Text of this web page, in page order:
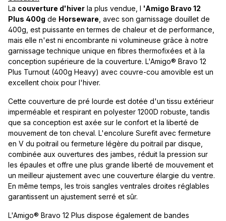
La couverture d'hiver la plus vendue, l 'Amigo Bravo 12
Plus 400g de Horseware , avec son garnissage douillet de
400g, est puissante en termes de chaleur et de performance,
mais elle n'est ni encombrante ni volumineuse grâce à notre
garnissage technique unique en fibres thermofixées et à la
conception supérieure de la couverture. L'Amigo® Bravo 12
Plus Turnout (400g Heavy) avec couvre-cou amovible est un
excellent choix pour l'hiver.
Cette couverture de pré lourde est dotée d'un tissu extérieur
imperméable et respirant en polyester 1200D robuste, tandis
que sa conception est axée sur le confort et la liberté de
mouvement de ton cheval. L'encolure Surefit avec fermeture
en V du poitrail ou fermeture légère du poitrail par disque,
combinée aux ouvertures des jambes, réduit la pression sur
les épaules et offre une plus grande liberté de mouvement et
un meilleur ajustement avec une couverture élargie du ventre.
En même temps, les trois sangles ventrales droites réglables
garantissent un ajustement serré et sûr.
L'Amigo® Bravo 12 Plus dispose également de bandes